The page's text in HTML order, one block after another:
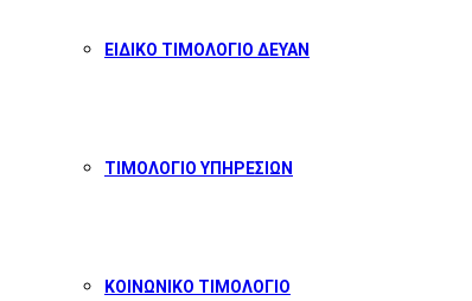
ΕΙΔΙΚΟ ΤΙΜΟΛΟΓΙΟ ΔΕΥΑΝ
ΤΙΜΟΛΟΓΙΟ ΥΠΗΡΕΣΙΩΝ
ΚΟΙΝΩΝΙΚΟ ΤΙΜΟΛΟΓΙΟ